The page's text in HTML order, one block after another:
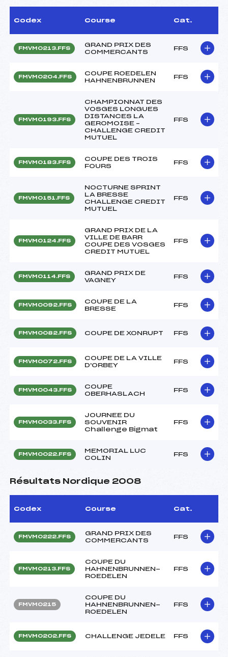
Codex Course Cat.
FMVM0213.FFS
GRAND PRIX DES
COMMERCANTS
FFS
FMVM0204.FFS
COUPE ROEDELEN
HAHNENBRUNNEN
FFS
FMVM0193.FFS
CHAMPIONNAT DES
VOSGES LONGUES
DISTANCES LA
GEROMOISE –
CHALLENGE CREDIT
MUTUEL
FFS
FMVM0183.FFS
COUPE DES TROIS
FOURS
FFS
FMVM0151.FFS
NOCTURNE SPRINT
LA BRESSE
CHALLENGE CREDIT
MUTUEL
FFS
FMVM0124.FFS
GRAND PRIX DE LA
VILLE DE BARR
COUPE DES VOSGES
CREDIT MUTUEL
FFS
FMVM0114.FFS
GRAND PRIX DE
VAGNEY
FFS
FMVM0092.FFS
COUPE DE LA
BRESSE
FFS
FMVM0082.FFS COUPE DE XONRUPT FFS
FMVM0072.FFS
COUPE DE LA VILLE
D'ORBEY
FFS
FMVM0043.FFS
COUPE
OBERHASLACH
FFS
FMVM0033.FFS
JOURNEE DU
SOUVENIR
Challenge Bigmat
FFS
FMVM0022.FFS
MEMORIAL LUC
COLIN
FFS
Résultats Nordique 2008
Codex Course Cat.
FMVM0222.FFS
GRAND PRIX DES
COMMERCANTS
FFS
FMVM0213.FFS
COUPE DU
HAHNENBRUNNEN-
ROEDELEN
FFS
FMVM0215
COUPE DU
HAHNENBRUNNEN-
ROEDELEN
FFS
FMVM0202.FFS CHALLENGE JEDELE FFS